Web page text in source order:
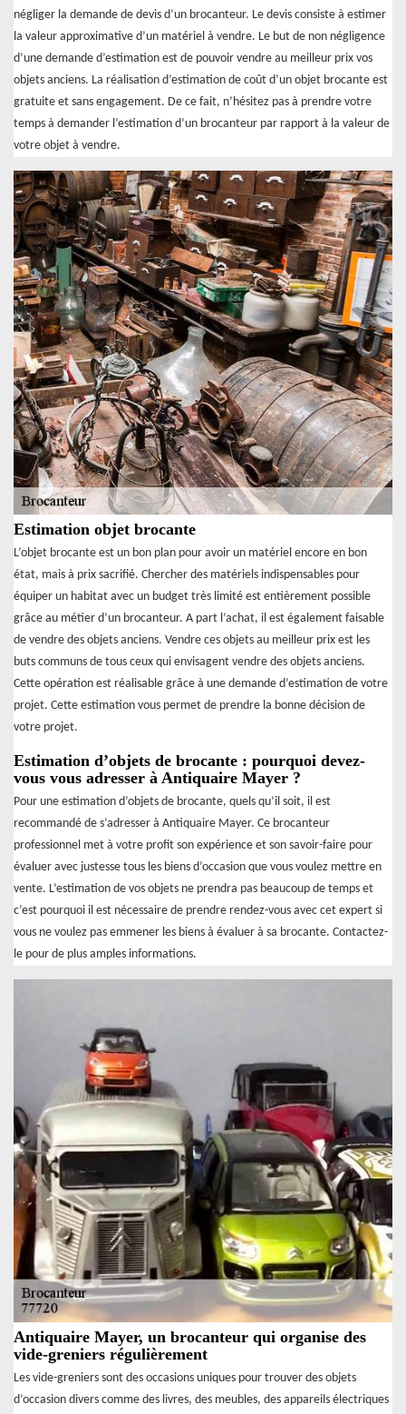
négliger la demande de devis d’un brocanteur. Le devis consiste à estimer
la valeur approximative d’un matériel à vendre. Le but de non négligence
d’une demande d’estimation est de pouvoir vendre au meilleur prix vos
objets anciens. La réalisation d’estimation de coût d’un objet brocante est
gratuite et sans engagement. De ce fait, n’hésitez pas à prendre votre
temps à demander l’estimation d’un brocanteur par rapport à la valeur de
votre objet à vendre.
Estimation objet brocante
L’objet brocante est un bon plan pour avoir un matériel encore en bon
état, mais à prix sacrifié. Chercher des matériels indispensables pour
équiper un habitat avec un budget très limité est entièrement possible
grâce au métier d’un brocanteur. A part l’achat, il est également faisable
de vendre des objets anciens. Vendre ces objets au meilleur prix est les
buts communs de tous ceux qui envisagent vendre des objets anciens.
Cette opération est réalisable grâce à une demande d’estimation de votre
projet. Cette estimation vous permet de prendre la bonne décision de
votre projet.
Estimation d’objets de brocante : pourquoi devez-
vous vous adresser à Antiquaire Mayer ?
Pour une estimation d’objets de brocante, quels qu’il soit, il est
recommandé de s’adresser à Antiquaire Mayer. Ce brocanteur
professionnel met à votre profit son expérience et son savoir-faire pour
évaluer avec justesse tous les biens d’occasion que vous voulez mettre en
vente. L’estimation de vos objets ne prendra pas beaucoup de temps et
c’est pourquoi il est nécessaire de prendre rendez-vous avec cet expert si
vous ne voulez pas emmener les biens à évaluer à sa brocante. Contactez-
le pour de plus amples informations.
Antiquaire Mayer, un brocanteur qui organise des
vide-greniers régulièrement
Les vide-greniers sont des occasions uniques pour trouver des objets
d’occasion divers comme des livres, des meubles, des appareils électriques